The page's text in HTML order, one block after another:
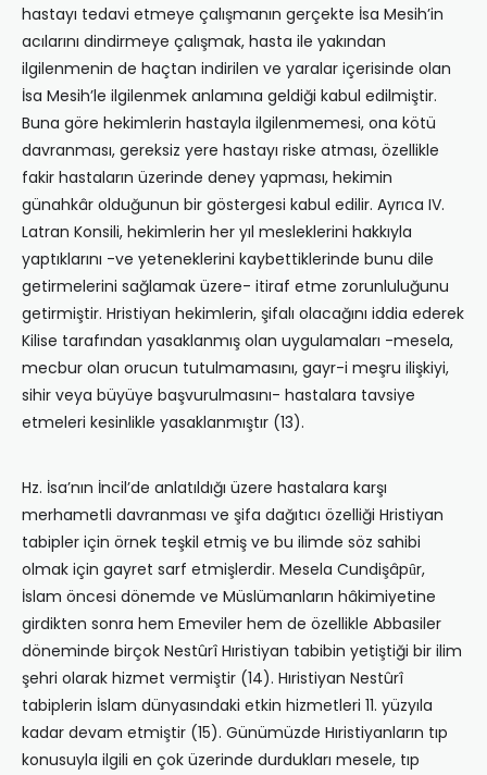
hastayı tedavi etmeye çalışmanın gerçekte İsa Mesih’in
acılarını dindirmeye çalışmak, hasta ile yakından
ilgilenmenin de haçtan indirilen ve yaralar içerisinde olan
İsa Mesih’le ilgilenmek anlamına geldiği kabul edilmiştir.
Buna göre hekimlerin hastayla ilgilenmemesi, ona kötü
davranması, gereksiz yere hastayı riske atması, özellikle
fakir hastaların üzerinde deney yapması, hekimin
günahkâr olduğunun bir göstergesi kabul edilir. Ayrıca IV.
Latran Konsili, hekimlerin her yıl mesleklerini hakkıyla
yaptıklarını -ve yeteneklerini kaybettiklerinde bunu dile
getirmelerini sağlamak üzere- itiraf etme zorunluluğunu
getirmiştir. Hristiyan hekimlerin, şifalı olacağını iddia ederek
Kilise tarafından yasaklanmış olan uygulamaları -mesela,
mecbur olan orucun tutulmamasını, gayr-i meşru ilişkiyi,
sihir veya büyüye başvurulmasını- hastalara tavsiye
etmeleri kesinlikle yasaklanmıştır (13).
Hz. İsa’nın İncil’de anlatıldığı üzere hastalara karşı
merhametli davranması ve şifa dağıtıcı özelliği Hristiyan
tabipler için örnek teşkil etmiş ve bu ilimde söz sahibi
olmak için gayret sarf etmişlerdir. Mesela Cundişâpȗr,
İslam öncesi dönemde ve Müslümanların hâkimiyetine
girdikten sonra hem Emeviler hem de özellikle Abbasiler
döneminde birçok Nestûrî Hıristiyan tabibin yetiştiği bir ilim
şehri olarak hizmet vermiştir (14). Hıristiyan Nestûrî
tabiplerin İslam dünyasındaki etkin hizmetleri 11. yüzyıla
kadar devam etmiştir (15). Günümüzde Hıristiyanların tıp
konusuyla ilgili en çok üzerinde durdukları mesele, tıp